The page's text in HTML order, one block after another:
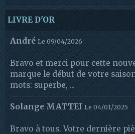
LIVRE D'OR
André Le 09/04/2026
Bravo et merci pour cette
marque le début de votre
mots: superbe, ...
Solange MATTEI Le 04/01/2025
Bravo à tous. Votre dernière